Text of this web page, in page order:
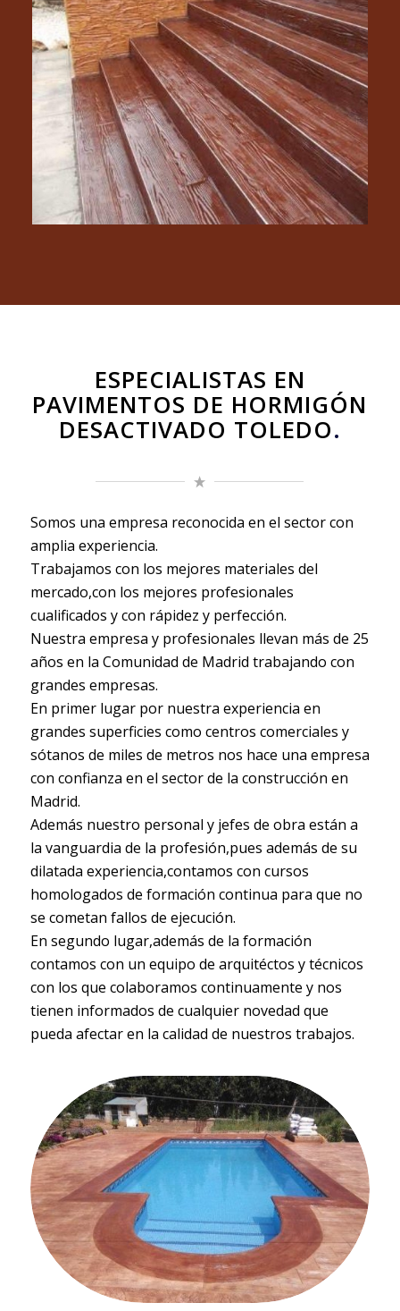
ESPECIALISTAS EN
PAVIMENTOS DE HORMIGÓN
DESACTIVADO TOLEDO.
Somos una empresa reconocida en el sector con
amplia experiencia.
Trabajamos con los mejores materiales del
mercado,con los mejores profesionales
cualificados y con rápidez y perfección.
Nuestra empresa y profesionales llevan más de 25
años en la Comunidad de Madrid trabajando con
grandes empresas.
En primer lugar por nuestra experiencia en
grandes superficies como centros comerciales y
sótanos de miles de metros nos hace una empresa
con confianza en el sector de la construcción en
Madrid.
Además nuestro personal y jefes de obra están a
la vanguardia de la profesión,pues además de su
dilatada experiencia,contamos con cursos
homologados de formación continua para que no
se cometan fallos de ejecución.
En segundo lugar,además de la formación
contamos con un equipo de arquitéctos y técnicos
con los que colaboramos continuamente y nos
tienen informados de cualquier novedad que
pueda afectar en la calidad de nuestros trabajos.